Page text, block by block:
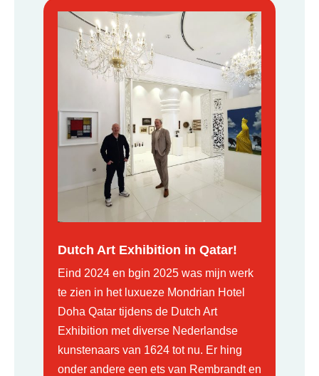
Dutch Art Exhibition in Qatar!
Eind 2024 en bgin 2025 was mijn werk
te zien in het luxueze Mondrian Hotel
Doha Qatar tijdens de Dutch Art
Exhibition met diverse Nederlandse
kunstenaars van 1624 tot nu. Er hing
onder andere een ets van Rembrandt en